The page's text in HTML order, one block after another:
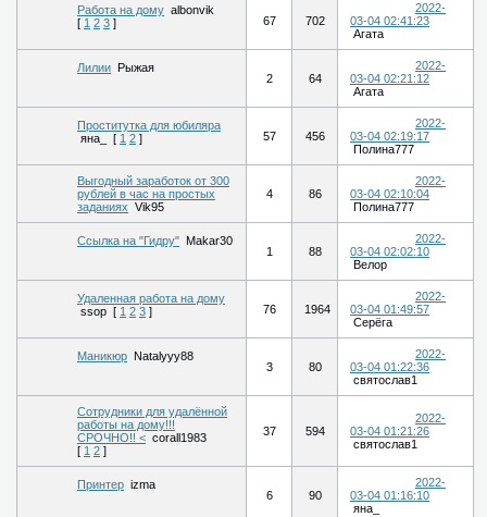
Работа на дому albonvik
[ 1 2 3 ] 67 702
2022-
03-04 02:41:23
Агата
Лилии
Рыжая
2
64
2022-
03-04 02:21:12
Агата
Проститутка для юбиляра
яна_
[ 1 2 ] 57 456
2022-
03-04 02:19:17
Полина777
Выгодный заработок от 300
рублей в час на простых
заданиях Vik95
4 86
2022-
03-04 02:10:04
Полина777
Ссылка на "Гидру" Makar30
1
88
2022-
03-04 02:02:10
Велор
Удаленная работа на дому
ssop [ 1 2 3 ] 76 1964
2022-
03-04 01:49:57
Серёга
Маникюр Natalyyy88
3
80
2022-
03-04 01:22:36
святослав1
Сотрудники для удалённой
работы на дому!!!
СРОЧНО!! < corall1983
[ 1 2 ]
37 594
2022-
03-04 01:21:26
святослав1
Принтер izma
6
90
2022-
03-04 01:16:10
яна_